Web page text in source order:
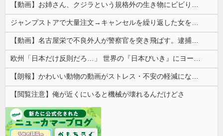
【動画】お姉さん、クジラという規格外の生き物にビビりまくる 【Pickup05164712】
ジャンプストアで大量注文→キャンセルを繰り返した女を逮捕 「注文で欲求が満たされた」総額43億円
【動画】名古屋栄で不良外人が警察官を突き飛ばす。逮捕しろやｗｗｗ
欧州「日本だけ反則だろ…」 世界の『日本びいき』にヨーロッパ全土から不満の声
【朗報】かわいい動物の動画がストレス・不安の軽減になる可能性。英大学の研究で実証
【閲覧注意】俺が近くにいると機械が壊れるんだけどさ